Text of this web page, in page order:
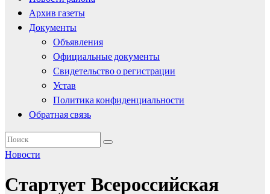
Архив газеты
Документы
Объявления
Официальные документы
Свидетельство о регистрации
Устав
Политика конфиденциальности
Обратная связь
Новости
Стартует Всероссийская